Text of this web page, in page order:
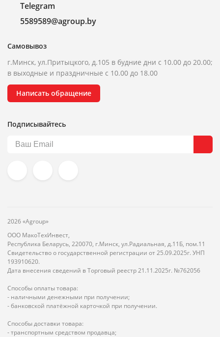
Telegram
5589589@agroup.by
Самовывоз
г.Минск, ул.Притыцкого, д.105 в будние дни с 10.00 до 20.00;
в выходные и праздничные с 10.00 до 18.00
Написать обращение
Подписывайтесь
2026 «Agroup»
ООО МакоТехИнвест,
Республика Беларусь, 220070, г.Минск, ул.Радиальная, д.11Б, пом.11
Свидетельство о государственной регистрации от 25.09.2025г. УНП
193910620.
Дата внесения сведений в Торговый реестр 21.11.2025г. №762056
Способы оплаты товара:
- наличными денежными при получении;
- банковской платёжной карточкой при получении.
Способы доставки товара:
- транспортным средством продавца;